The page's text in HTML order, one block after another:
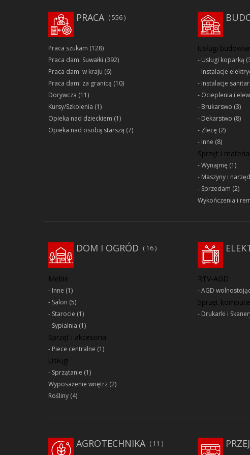
PRACA 556
Praca szukam (128)
Praca dam: Suwałki (392)
Praca dam: w kraju (6)
Praca dam: za granicą (10)
Dorywcza (11)
Kursy/Szkolenia (1)
Opieka nad dzieckiem (1)
Opieka nad osobą starszą (7)
Usługi
Usługi koparką
Instalacje
Instalacje
Ocieplenia i
Brukarswo (3)
Dekarstwo (8)
Zlecę (2)
Inne (8)
Sprzęt i
Wynajmę (1)
Maszyny i
Sprzedam (2)
Wykończenia i
DOM I OGRÓD 16
Meble
Inne (1)
Salon (5)
Starocie (1)
Sypialnia (1)
Sprzęt i akcesoria
Piece centralne (1)
Usługi
Sprzątanie (1)
Wyposażenie wnętrz (2)
Rośliny (4)
RTV-AGD
AGD
Sprzęt
Drukarki i
AGROTECHNIKA 11